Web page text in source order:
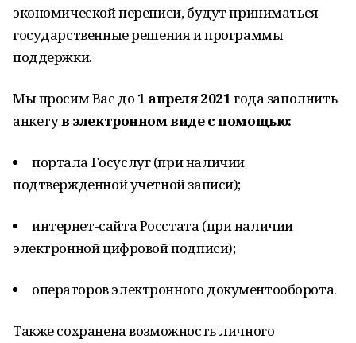
экономической переписи, будут приниматься
государственные решения и программы
поддержки.
Мы просим Вас до 1 апреля 2021года заполнить
анкетув электронном виде с помощью:
портала Госуслуг (при наличии
подтвержденной учетной записи);
интернет-сайта Росстата (при наличии
электронной цифровой подписи);
операторов электронного документооборота.
Также сохранена возможность личного